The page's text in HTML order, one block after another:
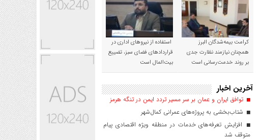
کرامت بیمه‌شدگان البرز
همچنان نیازمند نظارت جدی
بر روند خدمت‌رسانی است
استفاده از نیروهای اداری در
قراردادهای فضای سبز، تضییع
بیت‌المال است
آخرین اخبار
توافق ایران و عمان بر سر مسیر تردد ایمن در تنگه هرمز
شتاب‌بخشی به پروژه‌های عمرانی کمال‌شهر
افزایش تعرفه‌های خدمات در منطقه ویژه اقتصادی پیام
متوقف شد